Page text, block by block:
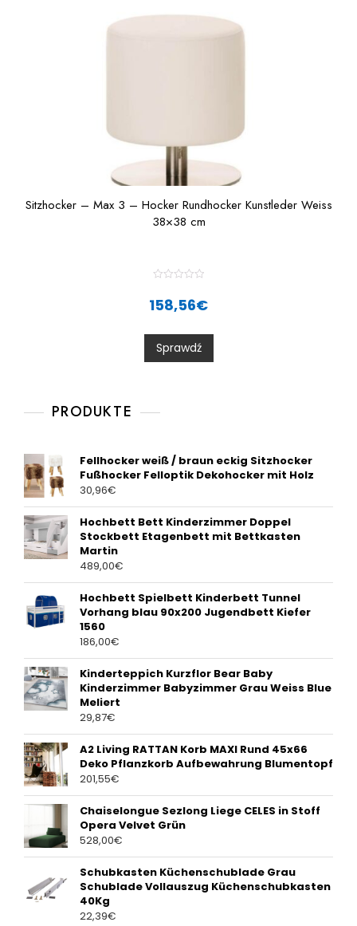
Sitzhocker – Max 3 – Hocker Rundhocker Kunstleder Weiss
38×38 cm
0
o
t
158,56€
Sprawdź
PRODUKTE
Fellhocker weiß / braun eckig Sitzhocker
Fußhocker Felloptik Dekohocker mit Holz
30,96€
Hochbett Bett Kinderzimmer Doppel
Stockbett Etagenbett mit Bettkasten
Martin
489,00€
Hochbett Spielbett Kinderbett Tunnel
Vorhang blau 90x200 Jugendbett Kiefer
1560
186,00€
Kinderteppich Kurzflor Bear Baby
Kinderzimmer Babyzimmer Grau Weiss Blue
Meliert
29,87€
A2 Living RATTAN Korb MAXI Rund 45x66
Deko Pflanzkorb Aufbewahrung Blumentopf
201,55€
Chaiselongue Sezlong Liege CELES in Stoff
Opera Velvet Grün
528,00€
Schubkasten Küchenschublade Grau
Schublade Vollauszug Küchenschubkasten
40Kg
22,39€